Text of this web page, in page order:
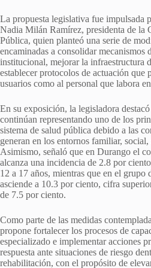
La propuesta legislativa fue impulsada
Nadia Milán Ramírez, presidenta de la
Pública, quien planteó una serie de
encaminadas a consolidar mecanismos
institucional, mejorar la infraestructura
establecer protocolos de actuación que
usuarios como al personal que labora
En su exposición, la legisladora
continúan representando uno de los
sistema de salud pública debido a las
generan en los entornos familiar,
Asimismo, señaló que en Durango el
alcanza una incidencia de 2.8 por
12 a 17 años, mientras que en el grupo
asciende a 10.3 por ciento, cifra
de 7.5 por ciento.
Como parte de las medidas
propone fortalecer los procesos de
especializado e implementar acciones
respuesta ante situaciones de riesgo
rehabilitación, con el propósito de